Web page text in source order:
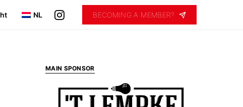
NL BECOMING A MEMBER?
MAIN SPONSOR